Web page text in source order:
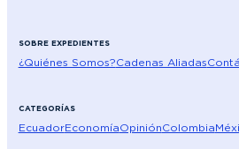
SOBRE EXPEDIENTES
¿Quiénes Somos?Cadenas Aliadas
CATEGORÍAS
EcuadorEconomíaOpiniónColombia